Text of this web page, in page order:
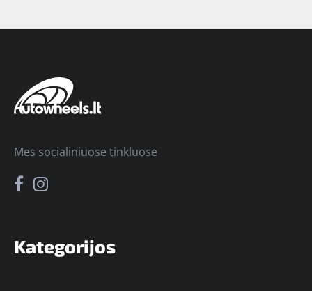
Kategorijos
Mes socialiniuose tinkluose